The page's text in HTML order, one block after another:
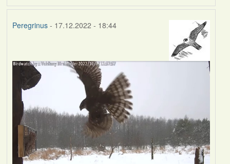
Peregrinus- 17.12.2022 - 18:44